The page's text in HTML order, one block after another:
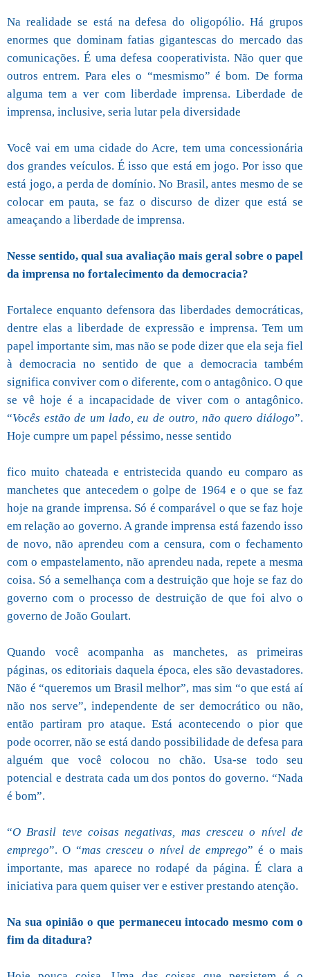
Na realidade se está na defesa do oligopólio. Há grupos
enormes que dominam fatias gigantescas do mercado das
comunicações. É uma defesa cooperativista. Não quer que
outros entrem. Para eles o “mesmismo” é bom. De forma
alguma tem a ver com liberdade imprensa. Liberdade de
imprensa, inclusive, seria lutar pela diversidade
Você vai em uma cidade do Acre, tem uma concessionária
dos grandes veículos. É isso que está em jogo. Por isso que
está jogo, a perda de domínio. No Brasil, antes mesmo de se
colocar em pauta, se faz o discurso de dizer que está se
ameaçando a liberdade de imprensa.
Nesse sentido, qual sua avaliação mais geral sobre o papel
da imprensa no fortalecimento da democracia?
Fortalece enquanto defensora das liberdades democráticas,
dentre elas a liberdade de expressão e imprensa. Tem um
papel importante sim, mas não se pode dizer que ela seja fiel
à democracia no sentido de que a democracia também
significa conviver com o diferente, com o antagônico. O que
se vê hoje é a incapacidade de viver com o antagônico.
“Vocês estão de um lado, eu de outro, não quero diálogo”.
Hoje cumpre um papel péssimo, nesse sentido
fico muito chateada e entristecida quando eu comparo as
manchetes que antecedem o golpe de 1964 e o que se faz
hoje na grande imprensa. Só é comparável o que se faz hoje
em relação ao governo. A grande imprensa está fazendo isso
de novo, não aprendeu com a censura, com o fechamento
com o empastelamento, não aprendeu nada, repete a mesma
coisa. Só a semelhança com a destruição que hoje se faz do
governo com o processo de destruição de que foi alvo o
governo de João Goulart.
Quando você acompanha as manchetes, as primeiras
páginas, os editoriais daquela época, eles são devastadores.
Não é “queremos um Brasil melhor”, mas sim “o que está aí
não nos serve”, independente de ser democrático ou não,
então partiram pro ataque. Está acontecendo o pior que
pode ocorrer, não se está dando possibilidade de defesa para
alguém que você colocou no chão. Usa-se todo seu
potencial e destrata cada um dos pontos do governo. “Nada
é bom”.
“O Brasil teve coisas negativas, mas cresceu o nível de
emprego”. O “mas cresceu o nível de emprego” é o mais
importante, mas aparece no rodapé da página. É clara a
iniciativa para quem quiser ver e estiver prestando atenção.
Na sua opinião o que permaneceu intocado mesmo com o
fim da ditadura?